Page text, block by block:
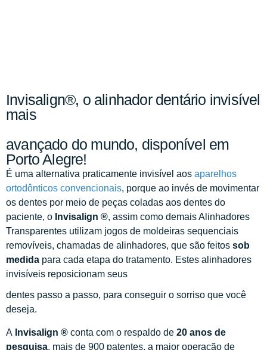
Invisalign®, o alinhador dentário invisível
mais
avançado do mundo, disponível em
Porto Alegre!
É uma alternativa praticamente invisível aos aparelhos
ortodônticos convencionais, porque ao invés de movimentar
os dentes por meio de peças coladas aos dentes do
paciente, o Invisalign ®, assim como demais Alinhadores
Transparentes utilizam jogos de moldeiras sequenciais
removíveis, chamadas de alinhadores, que são feitos sob
medida para cada etapa do tratamento. Estes alinhadores
invisíveis reposicionam seus
dentes passo a passo, para conseguir o sorriso que você
deseja.
A Invisalign ® conta com o respaldo de 20 anos de
pesquisa, mais de 900 patentes, a maior operação de